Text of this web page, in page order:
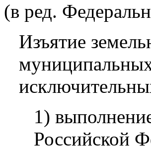
(в ред.
Изъятие
1)
Российской